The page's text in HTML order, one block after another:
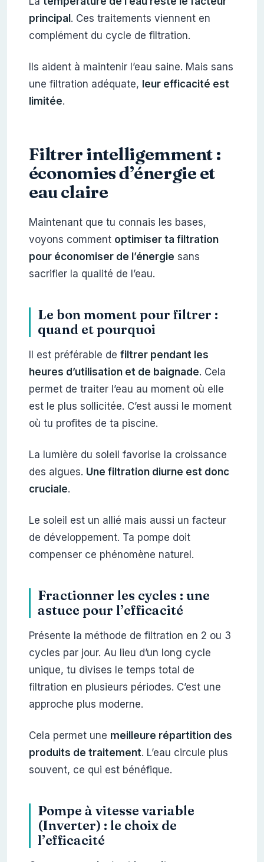
principal . Ces traitements viennent en
complément du cycle de filtration.
Ils aident à maintenir l’eau saine. Mais sans
une filtration adéquate, leur efficacité est
limitée.
Filtrer intelligemment :
économies d’énergie et
eau claire
Maintenant que tu connais les bases,
voyons comment optimiser ta filtration
pour économiser de l’énergie sans
sacrifier la qualité de l’eau.
Le bon moment pour filtrer :
quand et pourquoi
Il est préférable de filtrer pendant les
heures d’utilisation et de baignade. Cela
permet de traiter l’eau au moment où elle
est le plus sollicitée. C’est aussi le moment
où tu profites de ta piscine.
La lumière du soleil favorise la croissance
des algues. Une filtration diurne est donc
cruciale.
Le soleil est un allié mais aussi un facteur
de développement. Ta pompe doit
compenser ce phénomène naturel.
Fractionner les cycles : une
astuce pour l’efficacité
Présente la méthode de filtration en 2 ou 3
cycles par jour. Au lieu d’un long cycle
unique, tu divises le temps total de
filtration en plusieurs périodes. C’est une
approche plus moderne.
Cela permet une meilleure répartition des
produits de traitement. L’eau circule plus
souvent, ce qui est bénéfique.
Pompe à vitesse variable
(Inverter) : le choix de
l’efficacité